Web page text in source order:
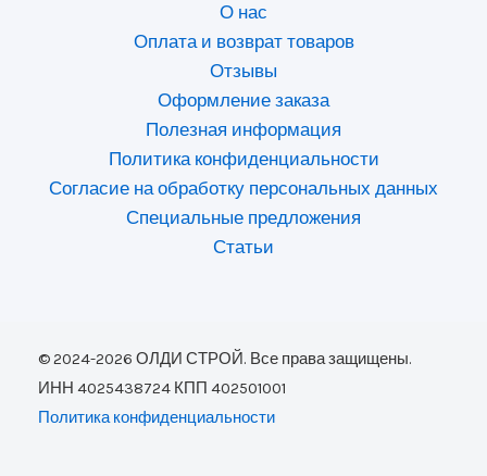
О нас
Оплата и возврат товаров
Отзывы
Оформление заказа
Полезная информация
Политика конфиденциальности
Согласие на обработку персональных данных
Специальные предложения
Статьи
© 2024-2026 ОЛДИ СТРОЙ. Все права защищены.
ИНН 4025438724 КПП 402501001
Политика конфиденциальности